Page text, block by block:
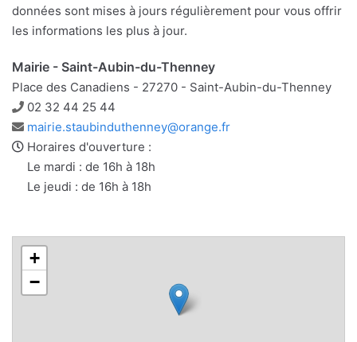
données sont mises à jours régulièrement pour vous offrir
les informations les plus à jour.
Mairie - Saint-Aubin-du-Thenney
Place des Canadiens - 27270 - Saint-Aubin-du-Thenney
Téléphone
02 32 44 25 44
Adresse
e-
mail
mairie.staubinduthenney@orange.fr
Horaires d'ouverture :
Le mardi : de 16h à 18h
Le jeudi : de 16h à 18h
+
−